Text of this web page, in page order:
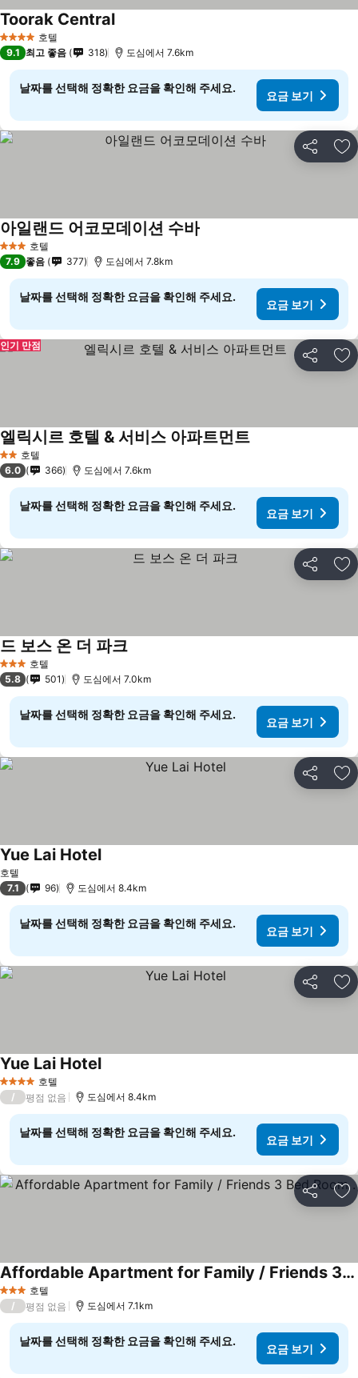
4 성급 호텔
Toorak Central
9.1 최고 좋음 318 도심에서 7.6km
날짜를 선택해 정확한 요금을 확인해 주세요.
요금 보기
공유 즐
3 성급 호텔
아일랜드 어코모데이션 수바
7.9 좋음 377 도심에서 7.8km
날짜를 선택해 정확한 요금을 확인해 주세요.
요금 보기
공유 즐
인기 만점
2 성급호텔
엘릭시르 호텔 & 서비스 아파트먼트
6.0 366 도심에서 7.6km
날짜를 선택해 정확한 요금을 확인해 주세요.
요금 보기
공유 즐
3 성급 호텔
드 보스 온 더 파크
5.8 501 도심에서 7.0km
날짜를 선택해 정확한 요금을 확인해 주세요.
요금 보기
공유 즐
호텔
Yue Lai Hotel
7.1 96 도심에서 8.4km
날짜를 선택해 정확한 요금을 확인해 주세요.
요금 보기
공유 즐
4 성급 호텔
Yue Lai Hotel
/ 평점 없음 도심에서 8.4km
날짜를 선택해 정확한 요금을 확인해 주세요.
요금 보기
공유 즐
3 성급 호텔
Affordable Apartment for Family / Friends 3 Bed Room .
/ 평점 없음 도심에서 7.1km
날짜를 선택해 정확한 요금을 확인해 주세요.
요금 보기